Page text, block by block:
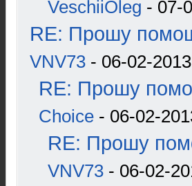
VeschiiOleg - 07-
RE: Прошу
VNV73 - 06-02-
RE: Прошу
Choice - 06-02-
RE: Прошу
VNV73 - 06-02-